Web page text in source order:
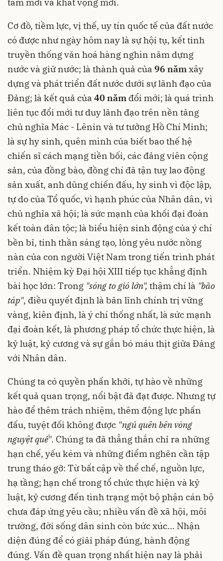
Cơ đồ, tiềm lực, vị thế, uy tín quốc tế của đất nước
có được như ngày hôm nay là sự hội tụ, kết tinh
truyền thống văn hoá hàng nghìn năm dựng
nước và giữ nước; là thành quả của 96 nămxây
dựng và phát triển đất nước dưới sự lãnh đạo của
Đảng; là kết quả của 40 năm đổi mới; là quá trình
liên tục đổi mới tư duy lãnh đạo trên nền tảng
chủ nghĩa Mác - Lênin và tư tưởng Hồ Chí Minh;
là sự hy sinh, quên mình của biết bao thế hệ
chiến sĩ cách mạng tiền bối, các đảng viên cộng
sản, của đồng bào, đồng chí đã tận tuỵ lao động
sản xuất, anh dũng chiến đấu, hy sinh vì độc lập,
tự do của Tổ quốc, vì hạnh phúc của Nhân dân, vì
chủ nghĩa xã hội; là sức mạnh của khối đại đoàn
kết toàn dân tộc; là biểu hiện sinh động của ý chí
bền bỉ, tinh thần sáng tạo, lòng yêu nước nồng
nàn của con người Việt Nam trong tiến trình phát
triển. Nhiệm kỳ Đại hội XIII tiếp tục khẳng định
bài học lớn: Trong "sóng to gió lớn", thậm chí là "bão
táp", điều quyết định là bản lĩnh chính trị vững
vàng, kiên định, là ý chí thống nhất, là sức mạnh
đại đoàn kết, là phương pháp tổ chức thực hiện, là
kỷ luật, kỷ cương và sự gắn bó máu thịt giữa Đảng
với Nhân dân.
Chúng ta có quyền phấn khởi, tự hào về những
kết quả quan trọng, nổi bật đã đạt được. Nhưng tự
hào để thêm trách nhiệm, thêm động lực phấn
đấu, tuyệt đối không được "ngủ quên bên vòng
nguyệt quế". Chúng ta đã thẳng thắn chỉ ra những
hạn chế, yếu kém và những điểm nghẽn cần tập
trung tháo gỡ: Từ bất cập về thể chế, nguồn lực,
hạ tầng; hạn chế trong tổ chức thực hiện và kỷ
luật, kỷ cương đến tình trạng một bộ phận cán bộ
chưa đáp ứng yêu cầu; nhiều vấn đề xã hội, môi
trường, đời sống dân sinh còn bức xúc... Nhận
diện đúng để có giải pháp đúng, hành động
đúng. Vấn đề quan trọng nhất hiện nay là phải